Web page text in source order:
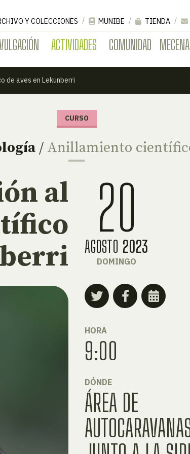
ACTIVIDADES COMUNIDAD
Y COLECCIONES MUNIBE TIENDA
de aves en Lekunberri
CURSO
/ Anillamiento
al
20
AGOSTO 2023
DOMINGO
HORA
9:00
DÓNDE
ÁREA DE